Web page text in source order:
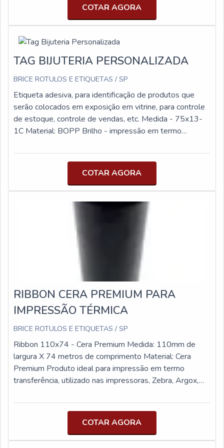
COTAR AGORA
TAG BIJUTERIA PERSONALIZADA
BRICE ROTULOS E ETIQUETAS / SP
Etiqueta adesiva, para identificação de produtos que
serão colocados em exposição em vitrine, para controle
de estoque, controle de vendas, etc. Medida - 75x13-
1C Material: BOPP Brilho - impressão em termo
Indicação - Ribbon Resina ou Ribbon Misto. Rolo com
COTAR AGORA
RIBBON CERA PREMIUM PARA
IMPRESSÃO TÉRMICA
BRICE ROTULOS E ETIQUETAS / SP
Ribbon 110x74 - Cera Premium Medida: 110mm de
largura X 74 metros de comprimento Material: Cera
Premium Produto ideal para impressão em termo
transferência, utilizado nas impressoras, Zebra, Argox,
COTAR AGORA